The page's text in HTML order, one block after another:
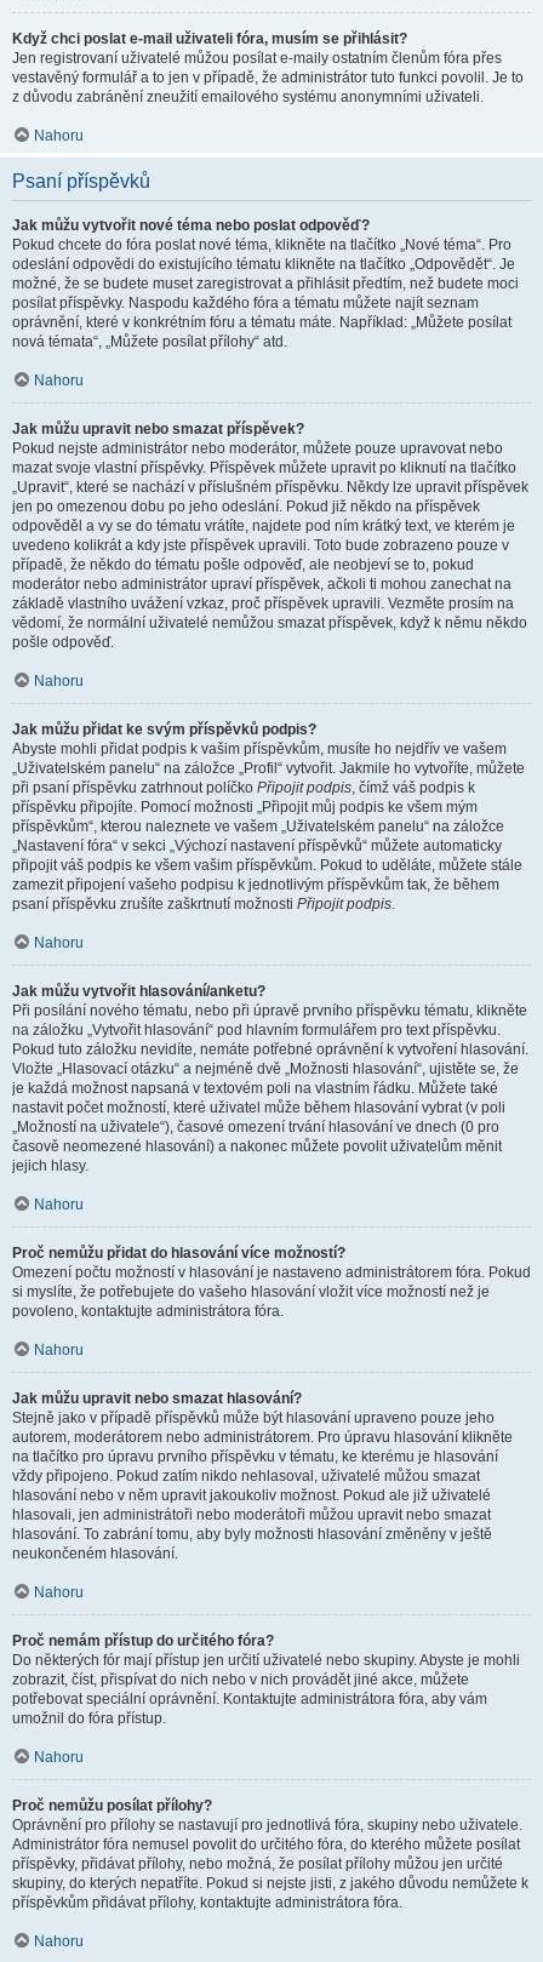
Když chci poslat e-mail uživateli fóra, musím se přihlásit?
Jen registrovaní uživatelé můžou posílat e-maily ostatním členům fóra přes
vestavěný formulář a to jen v případě, že administrátor tuto funkci povolil. Je to
z důvodu zabránění zneužití emailového systému anonymními uživateli.
Nahoru
Psaní příspěvků
Jak můžu vytvořit nové téma nebo poslat odpověď?
Pokud chcete do fóra poslat nové téma, klikněte na tlačítko „Nové téma“. Pro
odeslání odpovědi do existujícího tématu klikněte na tlačítko „Odpovědět“. Je
možné, že se budete muset zaregistrovat a přihlásit předtím, než budete moci
posílat příspěvky. Naspodu každého fóra a tématu můžete najít seznam
oprávnění, které v konkrétním fóru a tématu máte. Například: „Můžete posílat
nová témata“, „Můžete posílat přílohy“ atd.
Nahoru
Jak můžu upravit nebo smazat příspěvek?
Pokud nejste administrátor nebo moderátor, můžete pouze upravovat nebo
mazat svoje vlastní příspěvky. Příspěvek můžete upravit po kliknutí na tlačítko
„Upravit“, které se nachází v příslušném příspěvku. Někdy lze upravit příspěvek
jen po omezenou dobu po jeho odeslání. Pokud již někdo na příspěvek
odpověděl a vy se do tématu vrátíte, najdete pod ním krátký text, ve kterém je
uvedeno kolikrát a kdy jste příspěvek upravili. Toto bude zobrazeno pouze v
případě, že někdo do tématu pošle odpověď, ale neobjeví se to, pokud
moderátor nebo administrátor upraví příspěvek, ačkoli ti mohou zanechat na
základě vlastního uvážení vzkaz, proč příspěvek upravili. Vezměte prosím na
vědomí, že normální uživatelé nemůžou smazat příspěvek, když k němu někdo
pošle odpověď.
Nahoru
Jak můžu přidat ke svým příspěvků podpis?
Abyste mohli přidat podpis k vašim příspěvkům, musíte ho nejdřív ve vašem
„Uživatelském panelu“ na záložce „Profil“ vytvořit. Jakmile ho vytvoříte, můžete
při psaní příspěvku zatrhnout políčko Připojit podpis, čímž váš podpis k
příspěvku připojíte. Pomocí možnosti „Připojit můj podpis ke všem mým
příspěvkům“, kterou naleznete ve vašem „Uživatelském panelu“ na záložce
„Nastavení fóra“ v sekci „Výchozí nastavení příspěvků“ můžete automaticky
připojit váš podpis ke všem vašim příspěvkům. Pokud to uděláte, můžete stále
zamezit připojení vašeho podpisu k jednotlivým příspěvkům tak, že během
psaní příspěvku zrušíte zaškrtnutí možnosti Připojit podpis.
Nahoru
Jak můžu vytvořit hlasování/anketu?
Při posílání nového tématu, nebo při úpravě prvního příspěvku tématu, klikněte
na záložku „Vytvořit hlasování“ pod hlavním formulářem pro text příspěvku.
Pokud tuto záložku nevidíte, nemáte potřebné oprávnění k vytvoření hlasování.
Vložte „Hlasovací otázku“ a nejméně dvě „Možnosti hlasování“, ujistěte se, že
je každá možnost napsaná v textovém poli na vlastním řádku. Můžete také
nastavit počet možností, které uživatel může během hlasování vybrat (v poli
„Možností na uživatele“), časové omezení trvání hlasování ve dnech (0 pro
časově neomezené hlasování) a nakonec můžete povolit uživatelům měnit
jejich hlasy.
Nahoru
Proč nemůžu přidat do hlasování více možností?
Omezení počtu možností v hlasování je nastaveno administrátorem fóra. Pokud
si myslíte, že potřebujete do vašeho hlasování vložit více možností než je
povoleno, kontaktujte administrátora fóra.
Nahoru
Jak můžu upravit nebo smazat hlasování?
Stejně jako v případě příspěvků může být hlasování upraveno pouze jeho
autorem, moderátorem nebo administrátorem. Pro úpravu hlasování klikněte
na tlačítko pro úpravu prvního příspěvku v tématu, ke kterému je hlasování
vždy připojeno. Pokud zatím nikdo nehlasoval, uživatelé můžou smazat
hlasování nebo v něm upravit jakoukoliv možnost. Pokud ale již uživatelé
hlasovali, jen administrátoři nebo moderátoři můžou upravit nebo smazat
hlasování. To zabrání tomu, aby byly možnosti hlasování změněny v ještě
neukončeném hlasování.
Nahoru
Proč nemám přístup do určitého fóra?
Do některých fór mají přístup jen určití uživatelé nebo skupiny. Abyste je mohli
zobrazit, číst, přispívat do nich nebo v nich provádět jiné akce, můžete
potřebovat speciální oprávnění. Kontaktujte administrátora fóra, aby vám
umožnil do fóra přístup.
Nahoru
Proč nemůžu posílat přílohy?
Oprávnění pro přílohy se nastavují pro jednotlivá fóra, skupiny nebo uživatele.
Administrátor fóra nemusel povolit do určitého fóra, do kterého můžete posílat
příspěvky, přidávat přílohy, nebo možná, že posílat přílohy můžou jen určité
skupiny, do kterých nepatříte. Pokud si nejste jisti, z jakého důvodu nemůžete k
příspěvkům přidávat přílohy, kontaktujte administrátora fóra.
Nahoru